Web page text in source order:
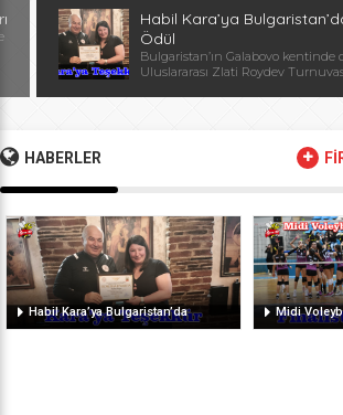
Habil Kara’ya
Ödül
Bulgaristan’ın Galabovo
Uluslararası Zlati Roydev
Federasyonu Başkanı, Avrupa ve
Şampiyonu, olimpiyat ikincisi
HABERLER
Habil Kara’ya Bulgaristan’da Midi